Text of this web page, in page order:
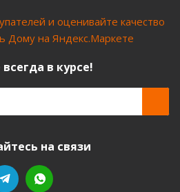
в курсе!
на связи